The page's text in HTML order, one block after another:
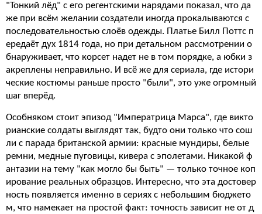
"Тонкий лёд" с его регентскими нарядами показал, что да
же при всём желании создатели иногда прокалываются с
последовательностью слоёв одежды. Платье Билл Поттс п
ередаёт дух 1814 года, но при детальном рассмотрении о
бнаруживает, что корсет надет не в том порядке, а юбки з
акреплены неправильно. И всё же для сериала, где истори
ческие костюмы раньше просто "были", это уже огромный
шаг вперёд.
Особняком стоит эпизод "Императрица Марса", где викто
рианские солдаты выглядят так, будто они только что сош
ли с парада британской армии: красные мундиры, белые
ремни, медные пуговицы, кивера с эполетами. Никакой ф
антазии на тему "как могло бы быть" — только точное коп
ирование реальных образцов. Интересно, что эта достовер
ность появляется именно в сериях с небольшим бюджето
м, что намекает на простой факт: точность зависит не от д